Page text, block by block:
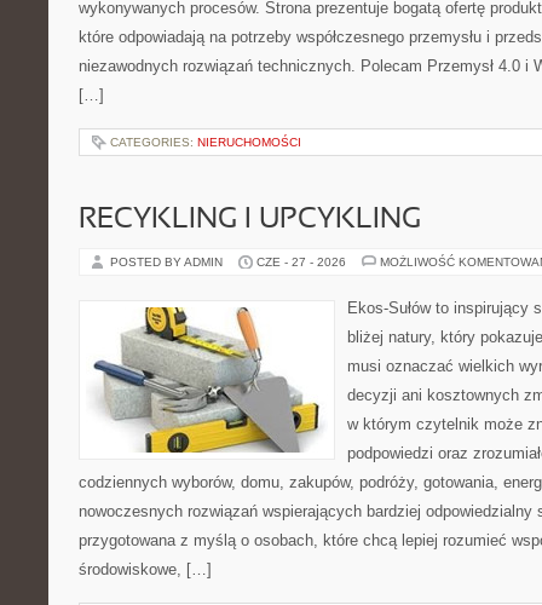
wykonywanych procesów. Strona prezentuje bogatą ofertę
które odpowiadają na potrzeby współczesnego przemysłu i
niezawodnych rozwiązań technicznych. Polecam Przemysł 4.0 i
[…]
CATEGORIES: NIERUCHOMOŚCI
RECYKLING I UPCYKLING
POSTED BY ADMIN CZE - 27 - 2026 MOŻLIWOŚĆ
Ekos-Sułów to inspirujący
bliżej natury, który
musi oznaczać wielkich
decyzji ani kosztownych
w którym czytelnik może
podpowiedzi oraz
codziennych wyborów, domu, zakupów, podróży, gotowania,
nowoczesnych rozwiązań wspierających bardziej odpowiedzialny
przygotowana z myślą o osobach, które chcą lepiej rozumieć
środowiskowe, […]